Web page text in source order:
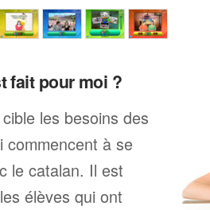
fait pour moi ?
les besoins des
commencent à se
le catalan. Il est
élèves qui ont